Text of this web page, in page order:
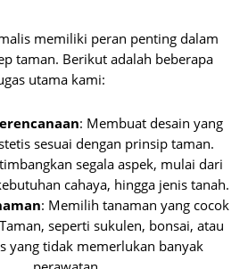
memiliki peran penting dalam
taman. Berikut adalah beberapa
utama kami:
: Membuat desain yang
sesuai dengan prinsip taman.
segala aspek, mulai dari
cahaya, hingga jenis tanah.
: Memilih tanaman yang cocok
seperti sukulen, bonsai, atau
yang tidak memerlukan banyak